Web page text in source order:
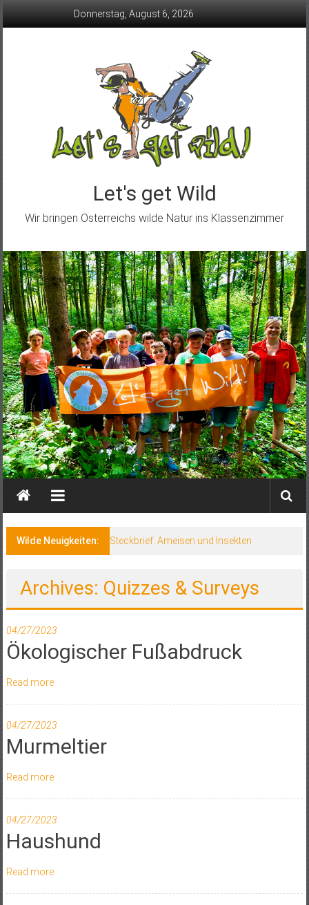
Donnerstag, August 6, 2026
Let's get Wild
Wir bringen Österreichs wilde Natur ins Klassenzimmer
Wilde Neuigkeiten: Steckbrief: Ameisen und Insekten
Archives: Quizzes & Surveys
04/27/2023
Ökologischer Fußabdruck
Read more
04/27/2023
Murmeltier
Read more
04/27/2023
Haushund
Read more